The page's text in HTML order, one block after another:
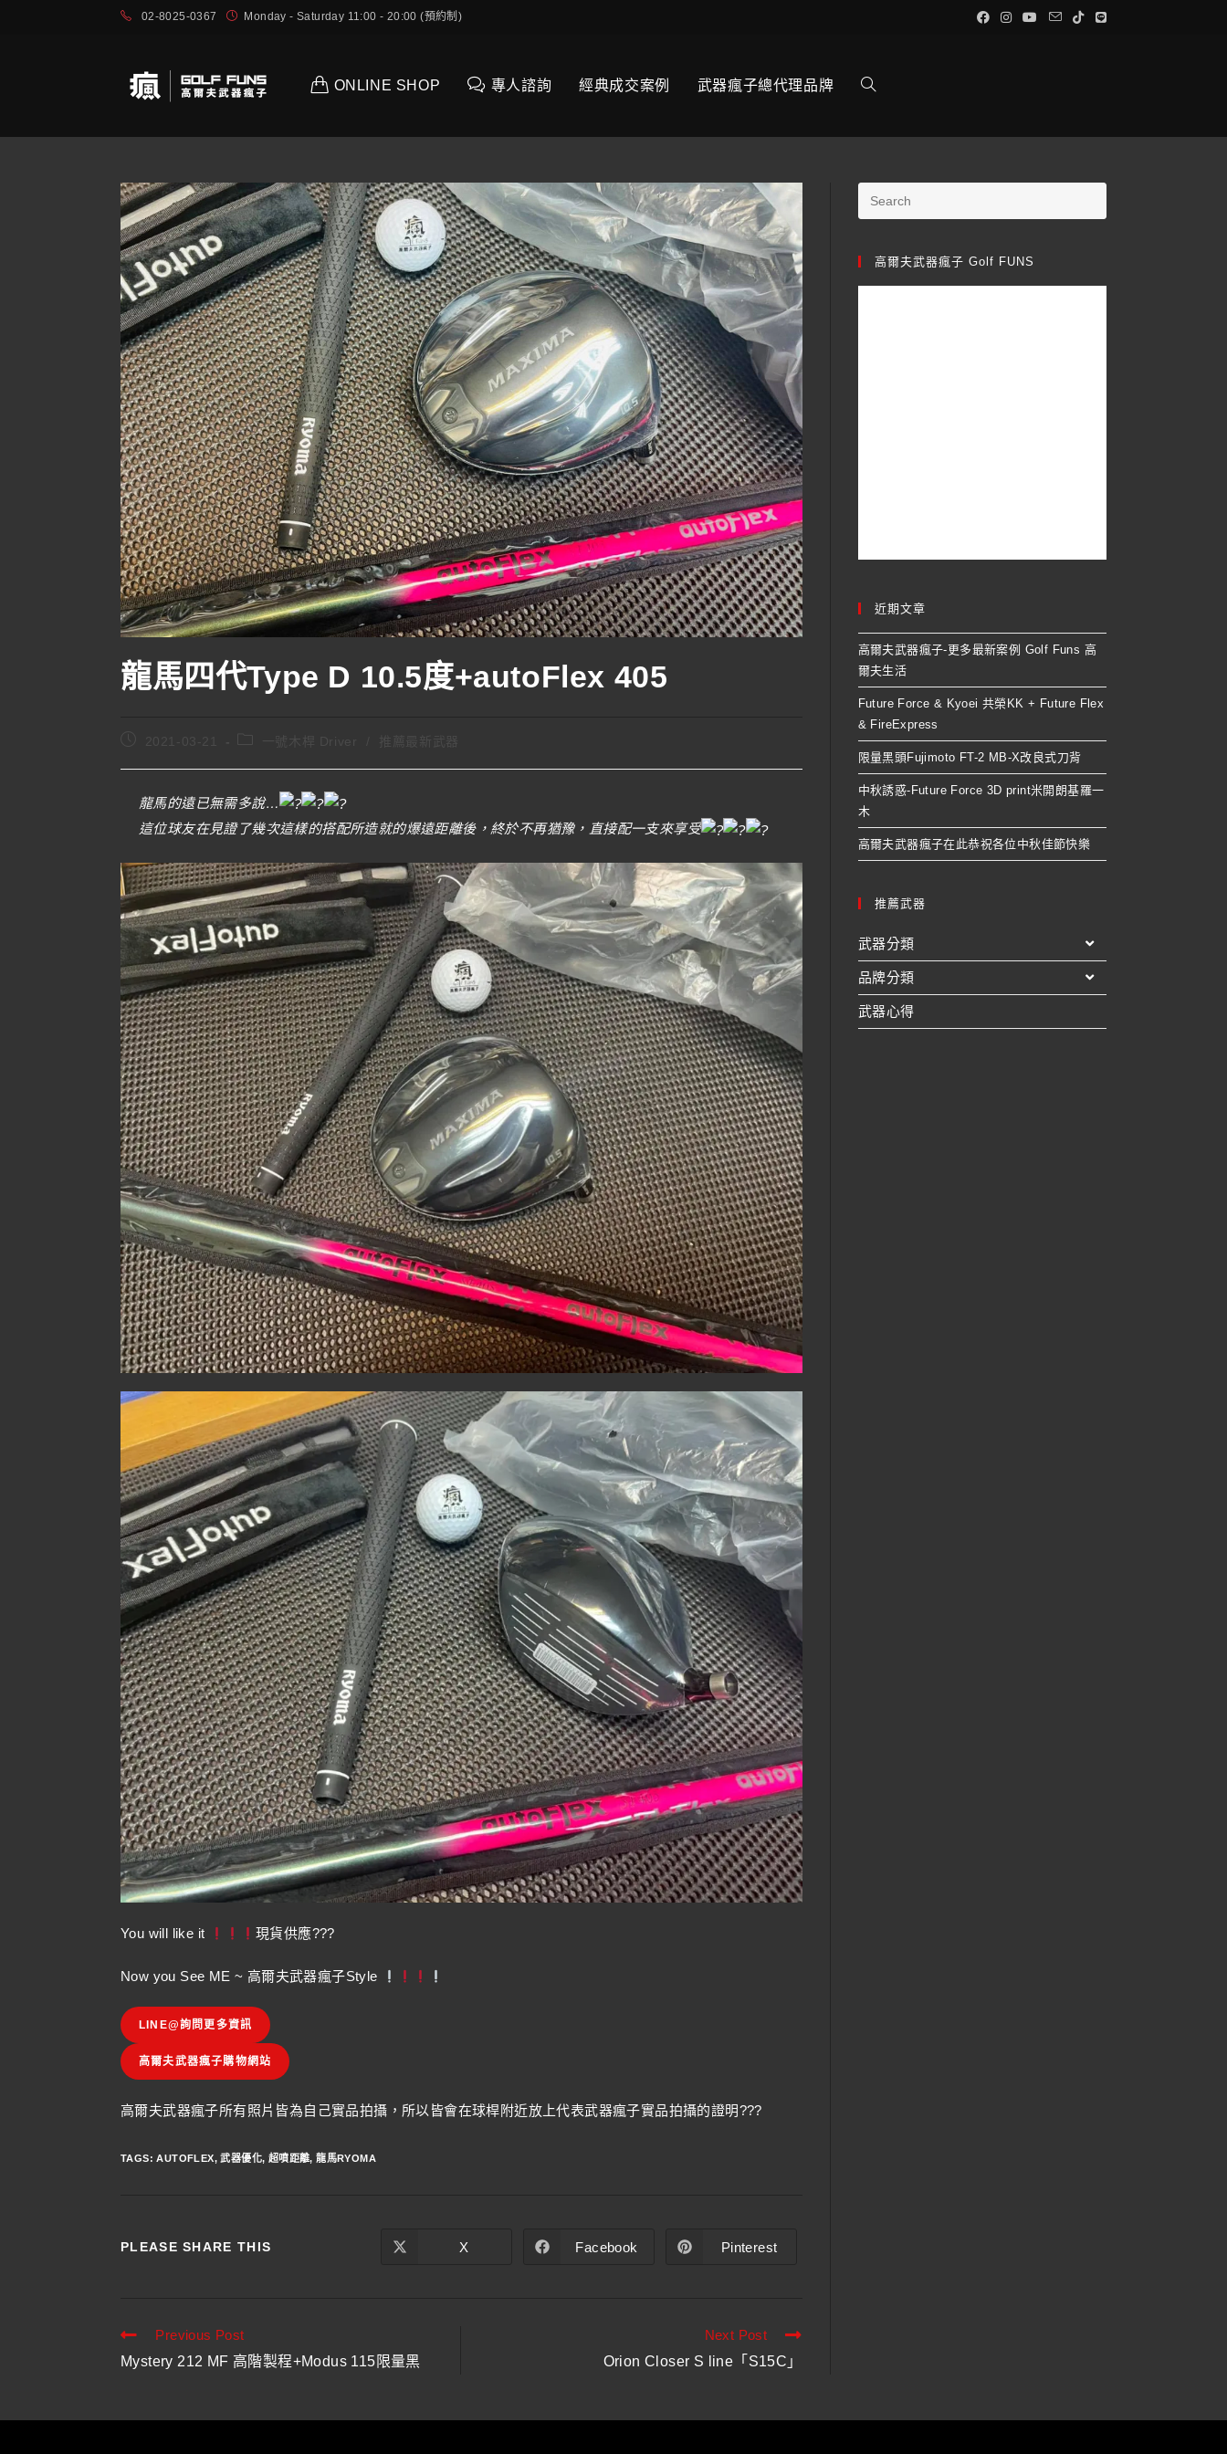
02-8025-0367 Monday - Saturday 11:00 - 20:00 (預約制)
ONLINE SHOP 專人諮詢 經典成交案例 武器瘋子總代理品牌
龍馬四代Type D 10.5度+autoFlex 405
2021-03-21
龍馬的遠已無需多說…
這位球友在見證了幾次這樣的搭配所造就的爆遠距離後，終於不再猶豫，直接配一支來享受
You will like it 現貨供應???
Now you See ME ~ 高爾夫武器瘋子Style
LINE@詢問更多資訊
高爾夫武器瘋子購物網站
高爾夫武器瘋子所有照片皆為自己實品拍攝，所以皆會在球桿附近放上代表武器瘋子實品拍攝的證明???
TAGS:AUTOFLEX, 武器優化, 超噴距離, 龍馬RYOMA
PLEASE SHARE THIS X Facebook Pinterest
Previous Post
Mystery 212 MF 高階製程+Modus 115限量黑
Next Post
Orion Closer S line「S15C」
高爾夫武器瘋子 Golf FUNS
近期文章
高爾夫武器瘋子-更多最新案例 Golf Funs 高
爾夫生活
Future Force & Kyoei 共榮KK + Future Flex
& FireExpress
限量黑頭Fujimoto FT-2 MB-X改良式刀背
中秋誘惑-Future Force 3D print米開朗基羅一
木
高爾夫武器瘋子在此恭祝各位中秋佳節快樂
推薦武器
武器分類
品牌分類
武器心得